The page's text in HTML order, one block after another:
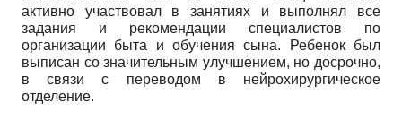
активно участвовал в занятиях и выполнял все
задания и рекомендации специалистов по
организации быта и обучения сына. Ребенок был
выписан со значительным улучшением, но досрочно,
в связи с переводом в нейрохирургическое
отделение.